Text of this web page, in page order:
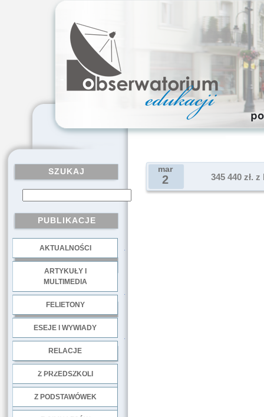
SZUKAJ
PUBLIKACJE
AKTUALNOŚCI
ARTYKUŁY I
MULTIMEDIA
FELIETONY
ESEJE I WYWIADY
RELACJE
Z PRZEDSZKOLI
Z PODSTAWÓWEK
mar
2 345 440 zł.